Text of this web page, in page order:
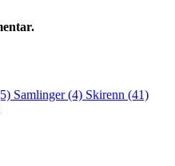
Samlinger (4) Skirenn (41)